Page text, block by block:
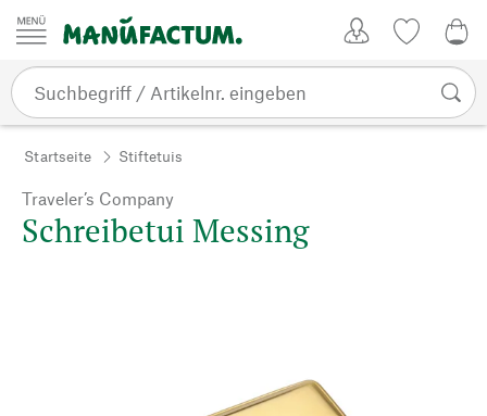
Zum Inhalt springen
Startseite Stiftetuis
Traveler’s Company
Schreibetui Messing